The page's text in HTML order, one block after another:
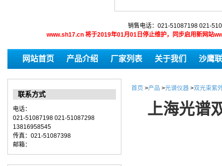
销售电话：021-51087198 021-
www.sh17.cn 将于2019年01月01日停止维护，同步启用新网站
网站首页 产品介绍 厂家列表 关于我们 沙鹰
联系方式
电话：
021-51087198 021-51087298
13816958545
传真：021-51087398
邮箱：
首页 >产品 >光谱仪器 >双光束紫
上海光谱